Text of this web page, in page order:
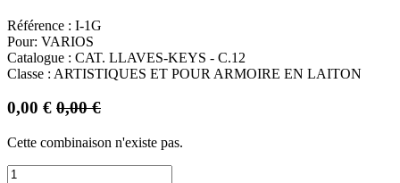
Référence : I-1G
Pour: VARIOS
Catalogue : CAT. LLAVES-KEYS - C.12
Classe : ARTISTIQUES ET POUR ARMOIRE EN LAITON
0,00 € 0,00€
Cette combinaison n'existe pas.